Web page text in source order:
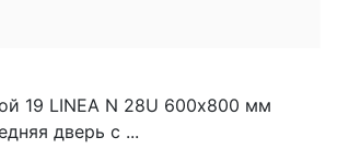
19 LINEA N 28U 600х800 мм
дверь с ...